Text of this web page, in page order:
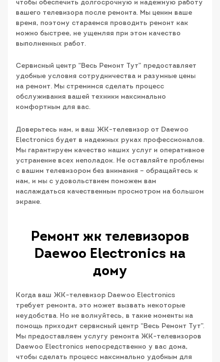
чтобы обеспечить долгосрочную и надежную работу
вашего телевизора после ремонта. Мы ценим ваше
время, поэтому стараемся проводить ремонт как
можно быстрее, не ущемляя при этом качество
выполненных работ.
Сервисный центр “Весь Ремонт Тут” предоставляет
удобные условия сотрудничества и разумные цены
на ремонт. Мы стремимся сделать процесс
обслуживания вашей техники максимально
комфортным для вас.
Доверьтесь нам, и ваш ЖК-телевизор от Daewoo
Electronics будет в надежных руках профессионалов.
Мы гарантируем качество наших услуг и оперативное
устранение всех неполадок. Не оставляйте проблемы
с вашим телевизором без внимания – обращайтесь к
нам, и мы с удовольствием поможем вам
наслаждаться качественным просмотром на большом
экране.
Ремонт жк телевизоров
Daewoo Electronics на
дому
Когда ваш ЖК-телевизор Daewoo Electronics
требует ремонта, это может вызвать некоторые
неудобства. Но не волнуйтесь, в такие моменты на
помощь приходит сервисный центр “Весь Ремонт Тут”.
Мы предоставляем услугу ремонта ЖК-телевизоров
Daewoo Electronics непосредственно у вас дома,
чтобы сделать процесс максимально удобным для